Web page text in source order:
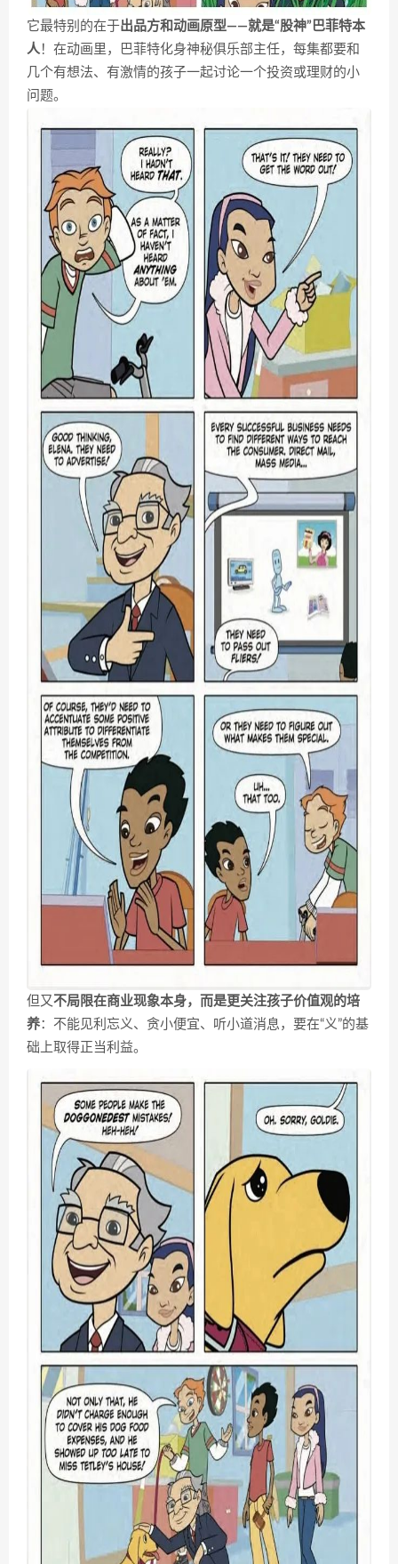
它最特别的在于出品方和动画原型——就是“股神”巴菲特本
人 ！在动画里，巴菲特化身神秘俱乐部主任，每集都要和
几个有想法、有激情的孩子一起讨论一个投资或理财的小
问题。
但又不局限在商业现象本身，而是更关注孩子价值观的培
养：不能见利忘义、贪小便宜、听小道消息，要在“义”的基
础上取得正当利益。